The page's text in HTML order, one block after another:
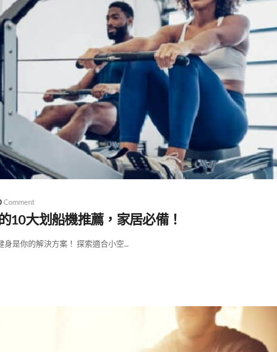
Comment
10大划船機推薦，家居必備！
是你的解決方案！ 探索適合小空...